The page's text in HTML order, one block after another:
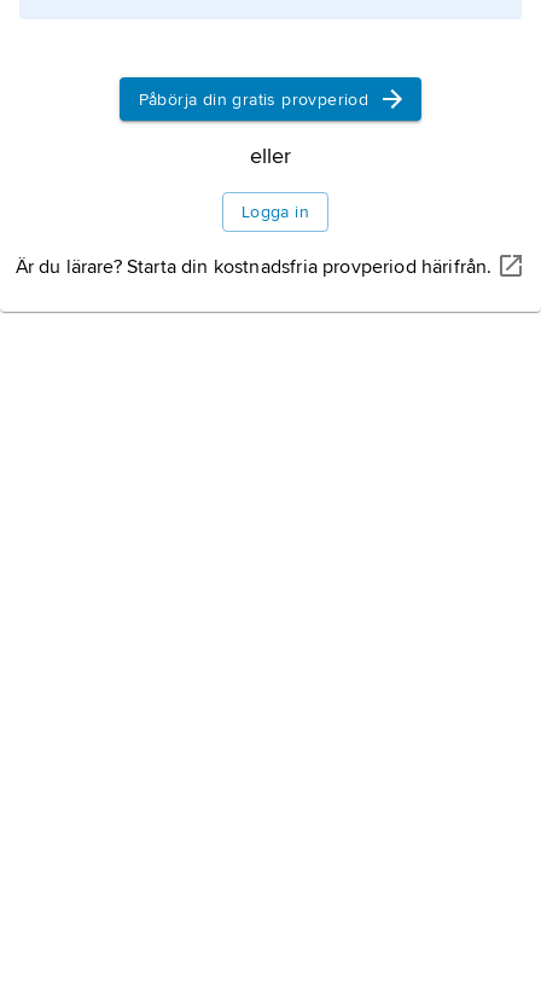
Påbörja din gratis provperiod
eller
Logga in
Är du lärare? Starta din kostnadsfria provperiod härifrån.